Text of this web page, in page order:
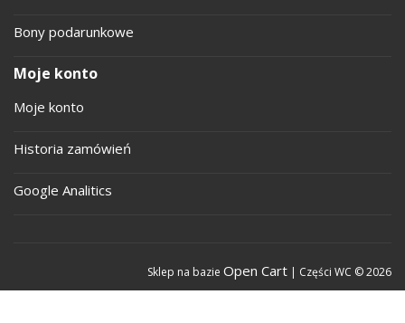
Bony podarunkowe
Moje konto
Moje konto
Historia zamówień
Google Analitics
Sklep na bazie Open Cart | Części WC © 2026